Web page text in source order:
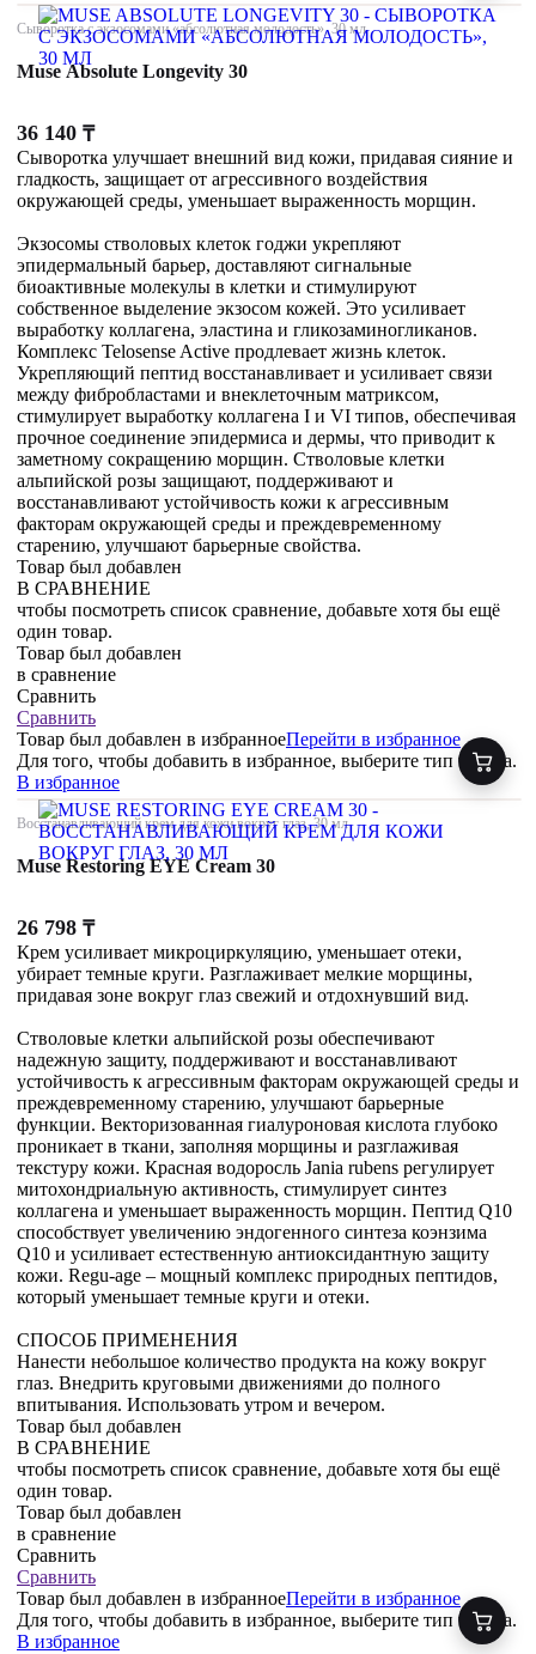
Сыворотка с экзосомами «абсолютная молодость», 30 мл
Muse Absolute Longevity 30
36 140 ₸
Сыворотка улучшает внешний вид кожи, придавая сияние и
гладкость, защищает от агрессивного воздействия
окружающей среды, уменьшает выраженность морщин.
Экзосомы стволовых клеток годжи укрепляют
эпидермальный барьер, доставляют сигнальные
биоактивные молекулы в клетки и стимулируют
собственное выделение экзосом кожей. Это усиливает
выработку коллагена, эластина и гликозаминогликанов.
Комплекс Telosense Active продлевает жизнь клеток.
Укрепляющий пептид восстанавливает и усиливает связи
между фибробластами и внеклеточным матриксом,
стимулирует выработку коллагена I и VI типов, обеспечивая
прочное соединение эпидермиса и дермы, что приводит к
заметному сокращению морщин. Стволовые клетки
альпийской розы защищают, поддерживают и
восстанавливают устойчивость кожи к агрессивным
факторам окружающей среды и преждевременному
старению, улучшают барьерные свойства.
Товар был добавлен
В СРАВНЕНИЕ
чтобы посмотреть список сравнение, добавьте хотя бы ещё
один товар.
Товар был добавлен
в сравнение
Сравнить
Сравнить
Товар был добавлен в избранноеПерейти в избранное
Для того, чтобы добавить в избранное, выберите тип товара.
В избранное
Восстанавливающий крем для кожи вокруг глаз, 30 мл
Muse Restoring EYE Cream 30
26 798 ₸
Крем усиливает микроциркуляцию, уменьшает отеки,
убирает темные круги. Разглаживает мелкие морщины,
придавая зоне вокруг глаз свежий и отдохнувший вид.
Стволовые клетки альпийской розы обеспечивают
надежную защиту, поддерживают и восстанавливают
устойчивость к агрессивным факторам окружающей среды и
преждевременному старению, улучшают барьерные
функции. Векторизованная гиалуроновая кислота глубоко
проникает в ткани, заполняя морщины и разглаживая
текстуру кожи. Красная водоросль Jania rubens регулирует
митохондриальную активность, стимулирует синтез
коллагена и уменьшает выраженность морщин. Пептид Q10
способствует увеличению эндогенного синтеза коэнзима
Q10 и усиливает естественную антиоксидантную защиту
кожи. Regu-age – мощный комплекс природных пептидов,
который уменьшает темные круги и отеки.
СПОСОБ ПРИМЕНЕНИЯ
Нанести небольшое количество продукта на кожу вокруг
глаз. Внедрить круговыми движениями до полного
впитывания. Использовать утром и вечером.
Товар был добавлен
В СРАВНЕНИЕ
чтобы посмотреть список сравнение, добавьте хотя бы ещё
один товар.
Товар был добавлен
в сравнение
Сравнить
Сравнить
Товар был добавлен в избранноеПерейти в избранное
Для того, чтобы добавить в избранное, выберите тип товара.
В избранное